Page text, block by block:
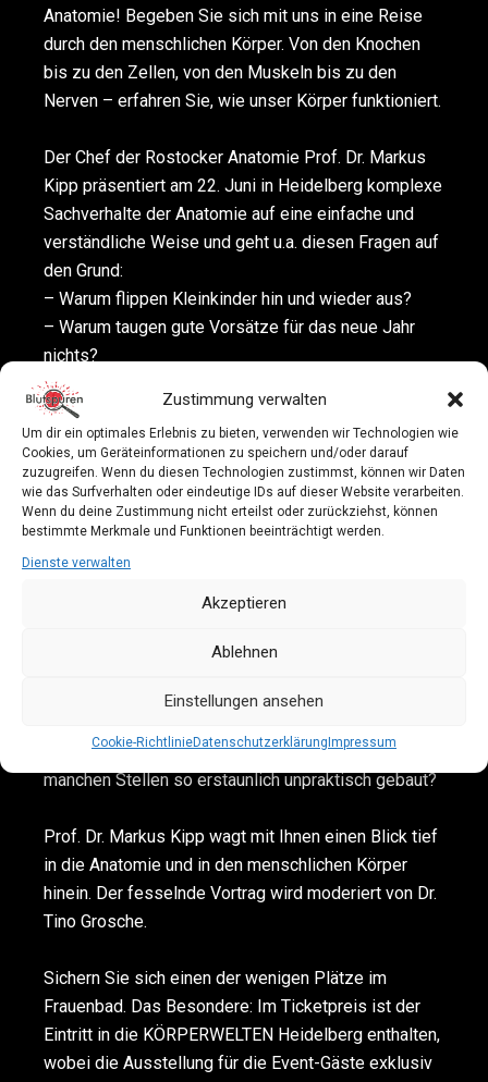
Zustimmung verwalten
Um dir ein optimales Erlebnis zu bieten, verwenden wir Technologien wie
Cookies, um Geräteinformationen zu speichern und/oder darauf
zuzugreifen. Wenn du diesen Technologien zustimmst, können wir Daten
wie das Surfverhalten oder eindeutige IDs auf dieser Website verarbeiten.
Wenn du deine Zustimmung nicht erteilst oder zurückziehst, können
bestimmte Merkmale und Funktionen beeinträchtigt werden.
Dienste verwalten
Akzeptieren
Ablehnen
Einstellungen ansehen
Cookie-RichtlinieDatenschutzerklärungImpressum
Anatomie! Begeben Sie sich mit uns in eine Reise
durch den menschlichen Körper. Von den Knochen
bis zu den Zellen, von den Muskeln bis zu den
Nerven – erfahren Sie, wie unser Körper funktioniert.
Der Chef der Rostocker Anatomie Prof. Dr. Markus
Kipp präsentiert am 22. Juni in Heidelberg komplexe
Sachverhalte der Anatomie auf eine einfache und
verständliche Weise und geht u.a. diesen Fragen auf
den Grund:
– Warum flippen Kleinkinder hin und wieder aus?
– Warum taugen gute Vorsätze für das neue Jahr
nichts?
– Haben Frauen einen Penis?
– Wie funktioniert unser Gehirn?
– Warum ist der Hoden eigentlich außerhalb des
Körpers?
Mit Ihnen blicken wir hinter die Kulissen und stellen
uns die Fragen:
– Ist ein menschlicher Körper eine Ware?
– Was passiert wirklich hinter den Türen der
– Und warum ist der menschliche Körper an
manchen Stellen so erstaunlich unpraktisch gebaut?
Prof. Dr. Markus Kipp wagt mit Ihnen einen Blick tief
in die Anatomie und in den menschlichen Körper
hinein. Der fesselnde Vortrag wird moderiert von Dr.
Tino Grosche.
Sichern Sie sich einen der wenigen Plätze im
Frauenbad. Das Besondere: Im Ticketpreis ist der
Eintritt in die KÖRPERWELTEN Heidelberg enthalten,
wobei die Ausstellung für die Event-Gäste exklusiv